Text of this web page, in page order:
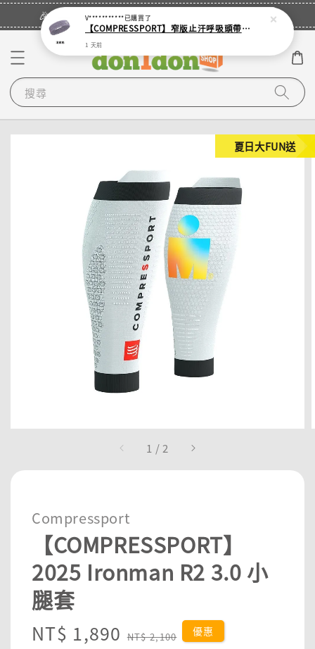
🎉登入會員・領取您的專屬折扣券！
搜尋
1 / 2
夏日大FUN送
Compressport
【COMPRESSPORT】
2025 Ironman R2 3.0 小
腿套
Sale
NT$ 1,890 Regular
NT$ 2,100 優惠
V***********已購買了
【COMPRESSPORT】窄版止汗呼吸頭帶2.0_【零碼】
1 天前